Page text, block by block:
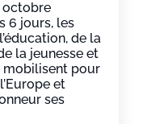
octobre
6 jours, les
de la
la jeunesse et
mobilisent pour
et
ses